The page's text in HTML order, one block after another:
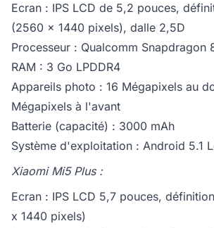
Ecran : IPS LCD de 5,2 pouces,
(2560 x 1440 pixels), dalle 2,5D
Processeur : Qualcomm Snapdragon
RAM : 3 Go LPDDR4
Appareils photo : 16 Mégapixels au
Mégapixels à l'avant
Batterie (capacité) : 3000 mAh
Système d'exploitation : Android 5.1
Xiaomi Mi5 Plus :
Ecran : IPS LCD 5,7 pouces,
x 1440 pixels)